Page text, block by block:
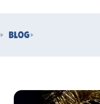
BLOG